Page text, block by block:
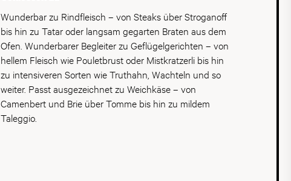
Wunderbar zu Rindfleisch – von Steaks über Stroganoff
bis hin zu Tatar oder langsam gegarten Braten aus dem
Ofen. Wunderbarer Begleiter zu Geflügelgerichten – von
hellem Fleisch wie Pouletbrust oder Mistkratzerli bis hin
zu intensiveren Sorten wie Truthahn, Wachteln und so
weiter. Passt ausgezeichnet zu Weichkäse – von
Camenbert und Brie über Tomme bis hin zu mildem
Taleggio.